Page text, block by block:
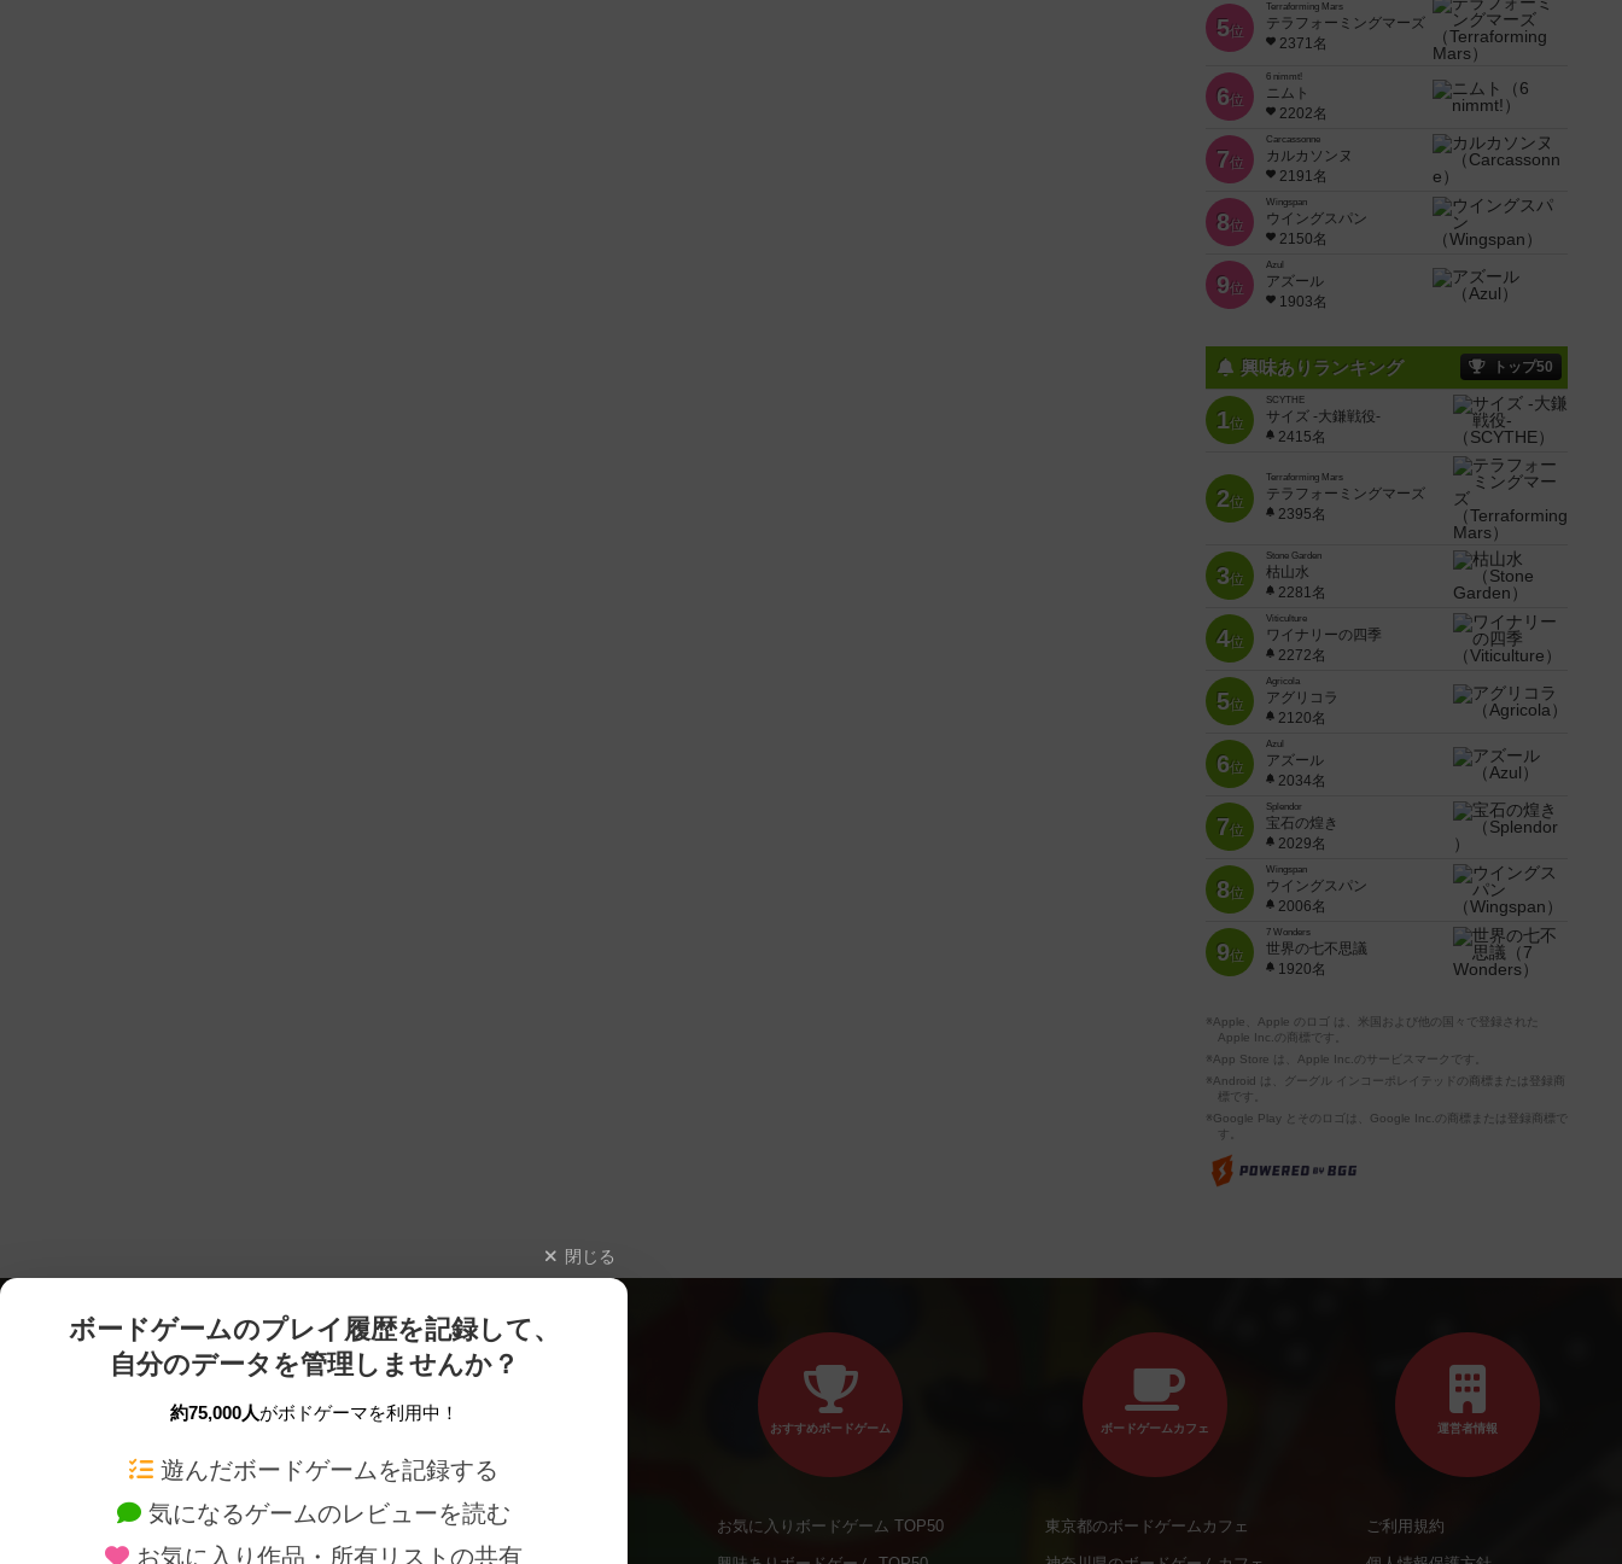
5位
Terraforming Mars
テラフォーミングマーズ
2371名
6位
6 nimmt!
ニムト
2202名
7位
Carcassonne
カルカソンヌ
2191名
8位
Wingspan
ウイングスパン
2150名
9位
Azul
アズール
1903名
興味ありランキング トップ50
1位
SCYTHE
サイズ -大鎌戦役-
2415名
2位
Terraforming Mars
テラフォーミングマーズ
2395名
3位
Stone Garden
枯山水
2281名
4位
Viticulture
ワイナリーの四季
2272名
5位
Agricola
アグリコラ
2120名
6位
Azul
アズール
2034名
7位
Splendor
宝石の煌き
2029名
8位
Wingspan
ウイングスパン
2006名
9位
7 Wonders
世界の七不思議
1920名
※Apple、Apple のロゴ は、米国および他の国々で登録された
Apple Inc.の商標です。
※App Store は、Apple Inc.のサービスマークです。
※Android は、グーグル インコーポレイテッドの商標または登録商
標です。
※Google Play とそのロゴは、Google Inc.の商標または登録商標で
す。
閉じる
ボードゲームのプレイ履歴を記録して、
自分のデータを管理しませんか？
約75,000人がボドゲーマを利用中！
遊んだボードゲームを記録する
気になるゲームのレビューを読む
お気に入り作品・所有リストの共有
ボードゲームを検索する 新作・再入荷情報
おすすめボードゲーム
お気に入りボードゲーム TOP50
ボードゲームカフェ
東京都のボードゲームカフェ
運営者情報
ご利用規約